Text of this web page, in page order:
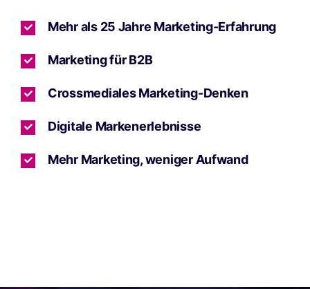
Mehr als 25 Jahre Marketing-Erfahrung
Marketing für B2B
Crossmediales Marketing-Denken
Digitale Markenerlebnisse
Mehr Marketing, weniger Aufwand